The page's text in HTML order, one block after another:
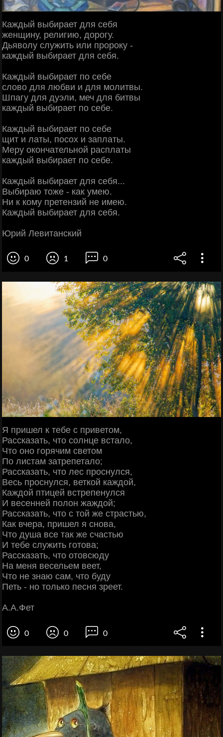
Каждый выбирает для себя
женщину, религию, дорогу.
Дьяволу служить или пророку -
каждый выбирает для себя.
Каждый выбирает по себе
слово для любви и для молитвы.
Шпагу для дуэли, меч для битвы
каждый выбирает по себе.
Каждый выбирает по себе
щит и латы, посох и заплаты.
Меру окончательной расплаты
каждый выбирает по себе.
Каждый выбирает для себя...
Выбираю тоже - как умею.
Ни к кому претензий не имею.
Каждый выбирает для себя.
Юрий Левитанский
0 1 0
Я пришел к тебе с приветом,
Рассказать, что солнце встало,
Что оно горячим светом
По листам затрепетало;
Рассказать, что лес проснулся,
Весь проснулся, веткой каждой,
Каждой птицей встрепенулся
И весенней полон жаждой;
Рассказать, что с той же страстью,
Как вчера, пришел я снова,
Что душа все так же счастью
И тебе служить готова;
Рассказать, что отовсюду
На меня весельем веет,
Что не знаю сам, что буду
Петь - но только песня зреет.
А.А.Фет
0 0 0